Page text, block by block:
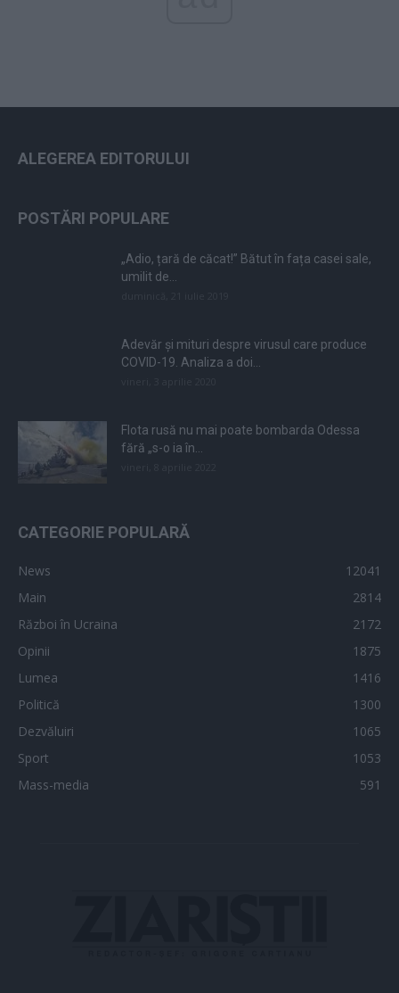
ALEGEREA EDITORULUI
POSTĂRI POPULARE
„Adio, țară de căcat!” Bătut în fața casei sale,
umilit de...
Adevăr și mituri despre virusul care produce
COVID-19. Analiza a doi...
Flota rusă nu mai poate bombarda Odessa
fără „s-o ia în...
CATEGORIE POPULARĂ
News
12041
Main
2814
Război în Ucraina
2172
Opinii
1875
Lumea
1416
Politică
1300
Dezvăluiri
1065
Sport
1053
Mass-media
591